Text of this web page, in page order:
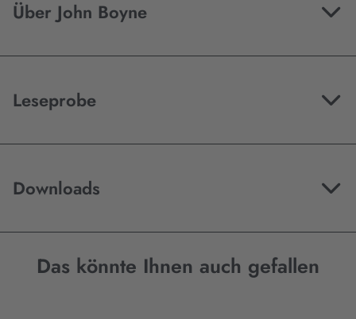
Über John Boyne
Leseprobe
Downloads
Das könnte Ihnen auch gefallen